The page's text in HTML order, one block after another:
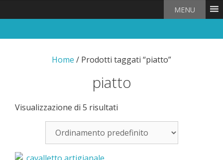
MENU
Home / Prodotti taggati “piatto”
piatto
Visualizzazione di 5 risultati